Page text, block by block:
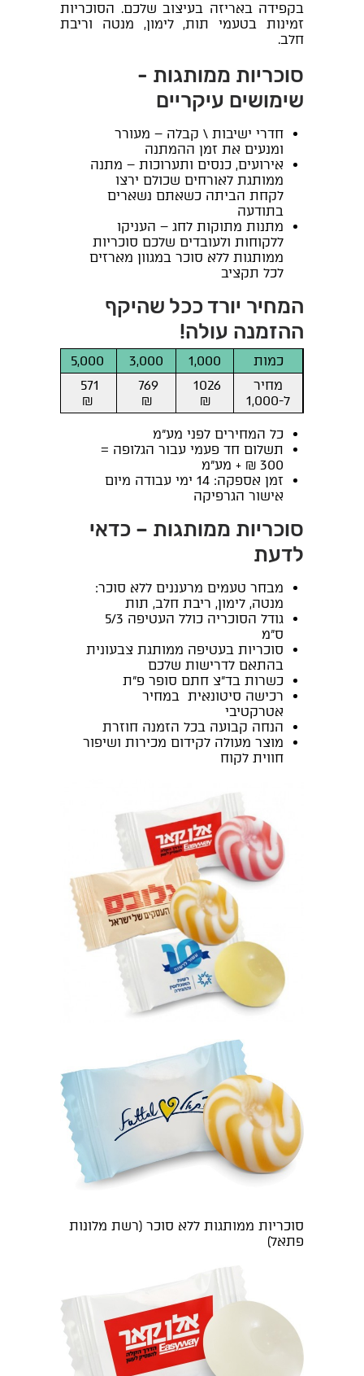
בקפידה באריזה בעיצוב שלכם. הסוכריות
זמינות בטעמי תות, לימון, מנטה וריבת
חלב.
סוכריות ממותגות -
שימושים עיקריים
חדרי ישיבות \ קבלה – מעורר
ומנעים את זמן ההמתנה
אירועים, כנסים ותערוכות – מתנה
ממותגת לאורחים שכולם ירצו
לקחת הביתה כשאתם נשארים
בתודעה
מתנות מתוקות לחג – העניקו
ללקוחות ולעובדים שלכם סוכריות
ממותגות ללא סוכר במגוון מארזים
לכל תקציב
המחיר יורד ככל שהיקף
ההזמנה עולה!
כמות 1,000
3,000
5,000
מחיר
ל-1,000
1026
₪
769
₪
571
₪
כל המחירים לפני מע"מ
תשלום חד פעמי עבור הגלופה =
300 ₪ + מע"מ
זמן אספקה: 14 ימי עבודה מיום
אישור הגרפיקה
סוכריות ממותגות – כדאי
לדעת
מבחר טעמים מרעננים ללא סוכר:
מנטה, לימון, ריבת חלב, תות
גודל הסוכריה כולל העטיפה 5/3
ס"מ
סוכריות בעטיפה ממותגת צבעונית
בהתאם לדרישות שלכם
כשרות בד"צ חתם סופר פ"ת
רכישה סיטונאית במחיר
אטרקטיבי
הנחה קבועה בכל הזמנה חוזרת
מוצר מעולה לקידום מכירות ושיפור
חווית לקוח
סוכריות ממותגות ללא סוכר (רשת מלונות
פתאל)